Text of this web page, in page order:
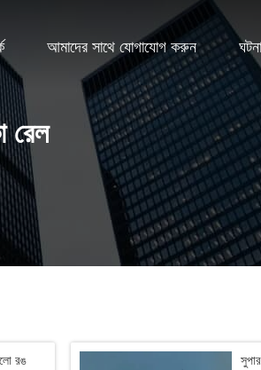
আমাদের সাথে যোগাযোগ করুন
রেল
রঙ